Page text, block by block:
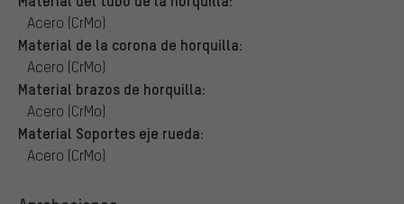
Acero (CrMo)
Material de la corona de horquilla:
Acero (CrMo)
Material brazos de horquilla:
Acero (CrMo)
Material Soportes eje rueda:
Acero (CrMo)